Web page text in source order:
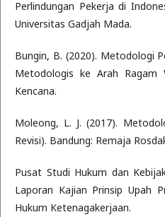
Perlindungan Pekerja di
Universitas Gadjah Mada.
Bungin, B. (2020). Metodologi
Metodologis ke Arah Ragam
Kencana.
Moleong, L. J. (2017).
Revisi). Bandung: Remaja
Pusat Studi Hukum dan
Laporan Kajian Prinsip Upah
Hukum Ketenagakerjaan.